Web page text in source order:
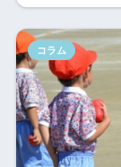
コラム